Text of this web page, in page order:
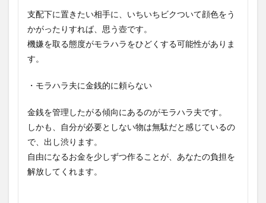
支配下に置きたい相手に、いちいちビクついて顔色をう
かがったりすれば、思う壺です。
機嫌を取る態度がモラハラをひどくする可能性がありま
す。
・モラハラ夫に金銭的に頼らない
金銭を管理したがる傾向にあるのがモラハラ夫です。
しかも、自分が必要としない物は無駄だと感じているの
で、出し渋ります。
自由になるお金を少しずつ作ることが、あなたの負担を
解放してくれます。